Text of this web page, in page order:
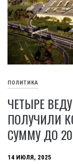
ПОЛИТИКА
ЧЕТЫРЕ
ПОЛУЧИЛИ
СУММУ ДО
14 ИЮЛЯ, 2025